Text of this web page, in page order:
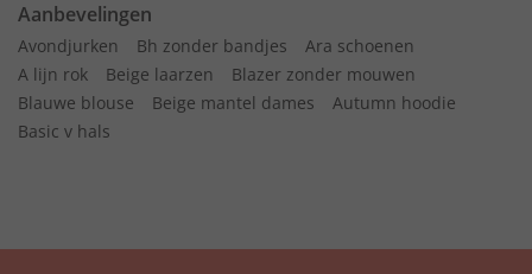
Aanbevelingen
Avondjurken Bh zonder bandjes
Ara schoenen
A lijn rok
Beige laarzen
Blazer zonder mouwen
Blauwe blouse
Beige mantel dames
Autumn hoodie
Basic v hals